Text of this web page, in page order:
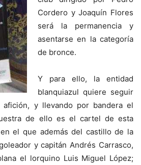
Cordero y Joaquín Flores
será la permanencia y
asentarse en la categoría
de bronce.
Y para ello, la entidad
blanquiazul quiere seguir
y llevando por bandera el
de ello es el cartel de esta
el que además del castillo de la
y capitán Andrés Carrasco,
el lorquino Luis Miguel López;